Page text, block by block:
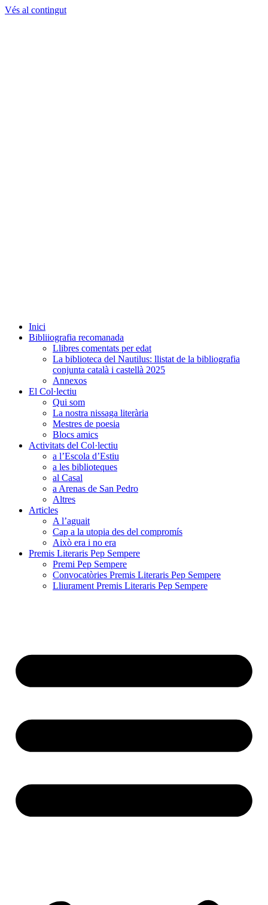
Vés al contingut
Inici
Bibliiografia recomanada
Llibres comentats per edat
La biblioteca del Nautilus: llistat de la bibliografia
conjunta català i castellà 2025
Annexos
El Col·lectiu
Qui som
La nostra nissaga literària
Mestres de poesia
Blocs amics
Activitats del Col·lectiu
a l’Escola d’Estiu
a les biblioteques
al Casal
a Arenas de San Pedro
Altres
Articles
A l’aguait
Cap a la utopia des del compromís
Això era i no era
Premis Literaris Pep Sempere
Premi Pep Sempere
Convocatòries Premis Literaris Pep Sempere
Lliurament Premis Literaris Pep Sempere